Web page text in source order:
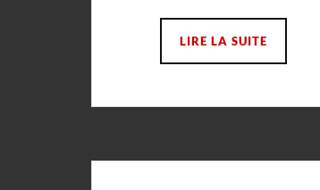
LIRE LA SUITE